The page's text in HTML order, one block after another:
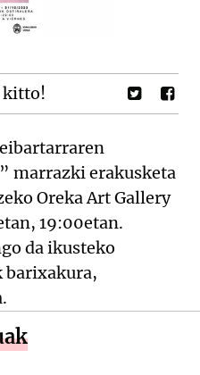
kitto!
marrazki erakusketa
Oreka Art Gallery
19:00etan.
da ikusteko
barixakura,